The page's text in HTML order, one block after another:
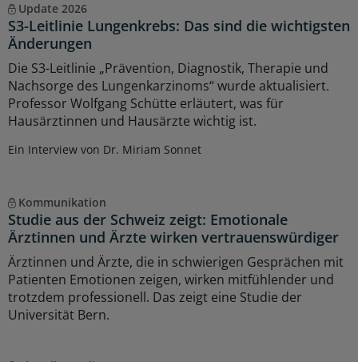
Update 2026
S3-Leitlinie Lungenkrebs: Das sind die wichtigsten
Änderungen
Die S3-Leitlinie „Prävention, Diagnostik, Therapie und
Nachsorge des Lungenkarzinoms“ wurde aktualisiert.
Professor Wolfgang Schütte erläutert, was für
Hausärztinnen und Hausärzte wichtig ist.
Ein Interview von Dr. Miriam Sonnet
Kommunikation
Studie aus der Schweiz zeigt: Emotionale
Ärztinnen und Ärzte wirken vertrauenswürdiger
Ärztinnen und Ärzte, die in schwierigen Gesprächen mit
Patienten Emotionen zeigen, wirken mitfühlender und
trotzdem professionell. Das zeigt eine Studie der
Universität Bern.